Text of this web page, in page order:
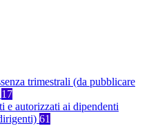
trimestrali (da pubblicare
17
e autorizzati ai dipendenti
61